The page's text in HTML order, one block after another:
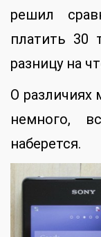
решил
платить 30
разницу на
О различиях
немного,
наберется.